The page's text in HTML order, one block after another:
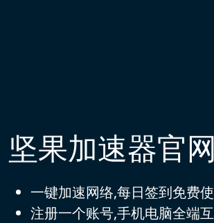
坚果加速器官
一键加速网络,每日签到免费
注册一个账号,手机电脑全端